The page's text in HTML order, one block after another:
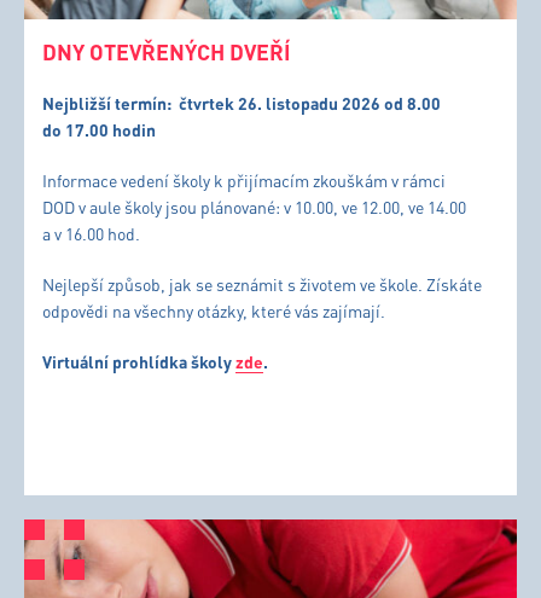
DNY OTEVŘENÝCH DVEŘÍ
Nejbližší termín: čtvrtek 26. listopadu 2026 od 8.00
do 17.00 hodin
Informace vedení školy k přijímacím zkouškám v rámci
DOD v aule školy jsou plánované: v 10.00, ve 12.00, ve 14.00
a v 16.00 hod.
Nejlepší způsob, jak se seznámit s životem ve škole. Získáte
odpovědi na všechny otázky, které vás zajímají.
Virtuální prohlídka školyzde.